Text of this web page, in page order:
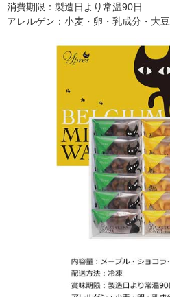
消費期限：製造日より常温90日
アレルゲン：小麦・卵・乳成分・大豆